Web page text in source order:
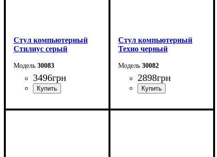
Стул компьютерный
Стилиус серый
30083
3496грн
Стул компьютерный
Техно черный
30082
2898грн